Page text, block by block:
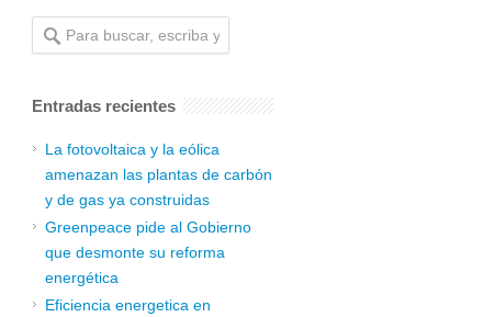
Entradas recientes
La fotovoltaica y la eólica
amenazan las plantas de carbón
y de gas ya construidas
Greenpeace pide al Gobierno
que desmonte su reforma
energética
Eficiencia energetica en